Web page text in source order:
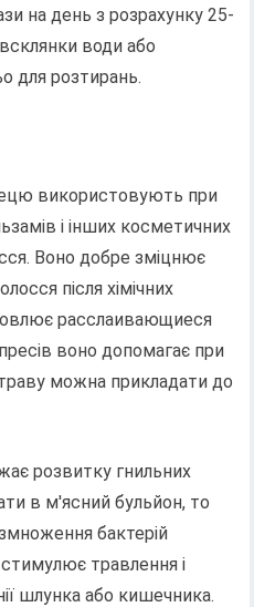
на день з розрахунку 25-
води або
для розтирань.
використовують при
і інших косметичних
Воно добре зміцнює
після хімічних
расслаивающиеся
воно допомагає при
можна прикладати до
розвитку гнильних
в м'ясний бульйон, то
бактерій
травлення і
шлунка або кишечника.